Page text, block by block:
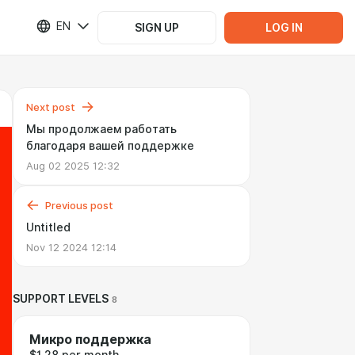
EN SIGN UP LOG IN
Next post
Мы продолжаем работать
благодаря вашей поддержке
Aug 02 2025 12:32
Previous post
Untitled
Nov 12 2024 12:14
SUPPORT LEVELS 8
Микро поддержка